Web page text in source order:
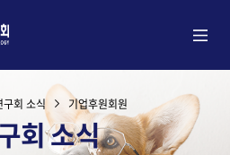
구회 소식 기업후원회원
회 소식